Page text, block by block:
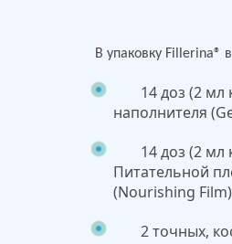
В упаковку Fillerina®
14 доз (2 мл
наполнителя
14 доз (2 мл
Питательной
(Nourishing Film)
2 точных,